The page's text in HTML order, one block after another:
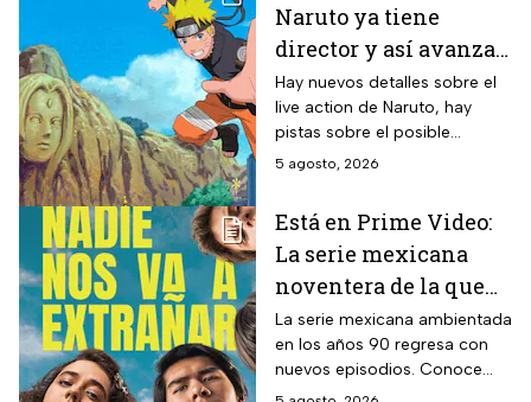
Naruto ya tiene
director y así avanza
el casting de la
película
Hay nuevos detalles sobre el
live action de Naruto, hay
pistas sobre el posible
enfoque de la historia y
5 agosto, 2026
Está en Prime Video:
La serie mexicana
noventera de la que
todos están hablando
y que se ve en un fin
de semana
La serie mexicana ambientada
en los años 90 regresa con
nuevos episodios. Conoce
cuándo se estrena, qué